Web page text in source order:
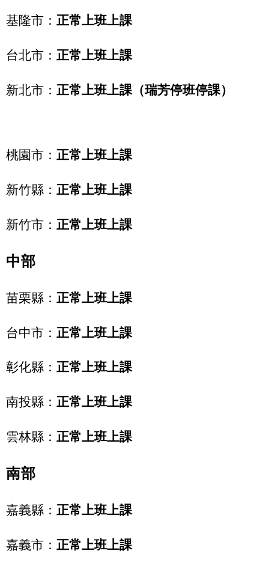
基隆市： 正常上班上課
台北市： 正常上班上課
新北市： 正常上班上課（瑞芳停班停課）
桃園市： 正常上班上課
新竹縣： 正常上班上課
新竹市： 正常上班上課
中部
苗栗縣： 正常上班上課
台中市： 正常上班上課
彰化縣： 正常上班上課
南投縣： 正常上班上課
雲林縣： 正常上班上課
南部
嘉義縣： 正常上班上課
嘉義市： 正常上班上課